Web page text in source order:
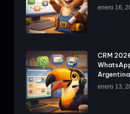
enero 16,
CRM
Argentina
enero 13,